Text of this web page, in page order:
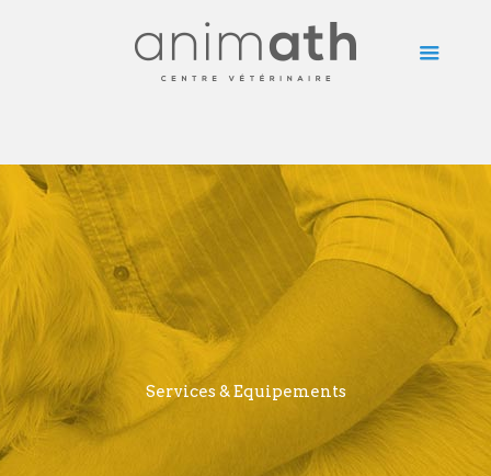
Services & Equipements